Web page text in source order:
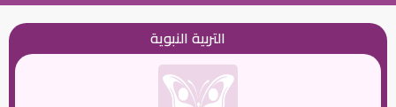
التربية النبوية